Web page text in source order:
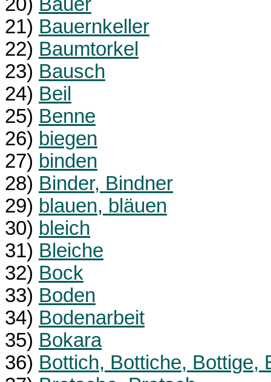
21) Bauernkeller
22) Baumtorkel
23) Bausch
24) Beil
25) Benne
26) biegen
27) binden
28) Binder, Bindner
29) blauen, bläuen
30) bleich
31) Bleiche
32) Bock
33) Boden
34) Bodenarbeit
35) Bokara
36) Bottich, Bottiche, Bottige,